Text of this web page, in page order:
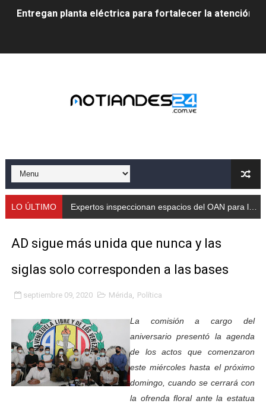
Entregan planta eléctrica para fortalecer la atención
Campo Elías avanza con plan de asfaltado
Venezuela instala su primer detector de
Consolidan planificación técnica en el Complejo
Gobernación de Mérida instalará mesa de trabajo con
Niños merideños potencian su talento en plan
Gobierno bolivariano avanza en la transformación del
Niños merideños aprenden sobre gaita de tambora
Hospital universitario muestra sus avances en visita
LO ÚLTIMO Expertos inspeccionan espacios del OAN para la instalación del detector Cherenkov de agua
AD sigue más unida que nunca y las
siglas solo corresponden a las bases
septiembre 09, 2020 Mérida, Política
La comisión a cargo del
aniversario presentó la agenda
de los actos que comenzaron
este miércoles hasta el próximo
domingo, cuando se cerrará con
la ofrenda floral ante la estatua